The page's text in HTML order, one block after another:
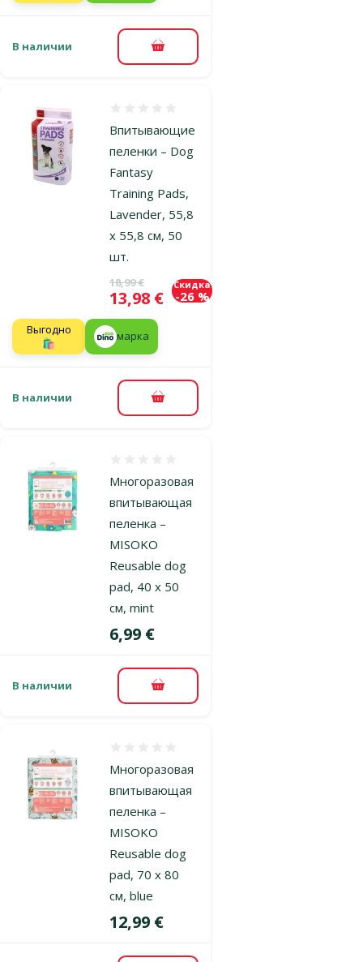
В наличии В корзину
Впитывающие
пеленки – Dog
Fantasy
Training Pads,
Lavender, 55,8
x 55,8 cм, 50
шт.
Исходная цена
18,99 €
Цена
13,98 €
Скидка
-26 %
Выгодно
🛍️
марка
В наличии В корзину
Многоразовая
впитывающая
пеленка –
MISOKO
Reusable dog
pad, 40 x 50
см, mint
Цена
6,99 €
В наличии В корзину
Многоразовая
впитывающая
пеленка –
MISOKO
Reusable dog
pad, 70 x 80
см, blue
Цена
12,99 €